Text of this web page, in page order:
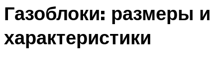
Газоблоки: размеры и
характеристики